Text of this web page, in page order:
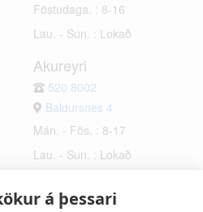
á þessari
Föstudaga. : 8-16
Lau. - Sun. : Lokað
Akureyri
520 8002
Baldursnes 4
Mán. - Fös. : 8-17
Lau. - Sun. : Lokað